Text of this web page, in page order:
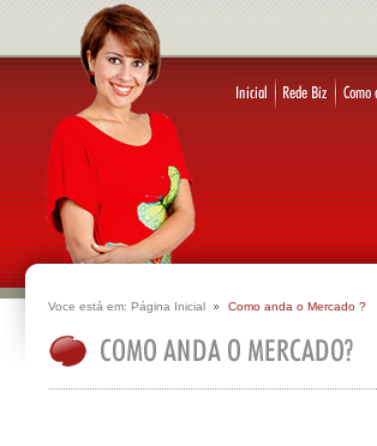
Voce está em: Página Inicial Como anda o Mercado ?